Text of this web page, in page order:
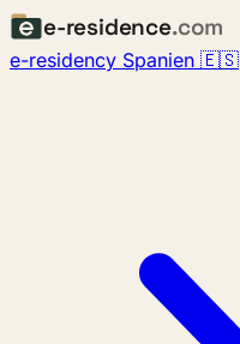
e-residence.com
e-residency Spanien 🇪🇸